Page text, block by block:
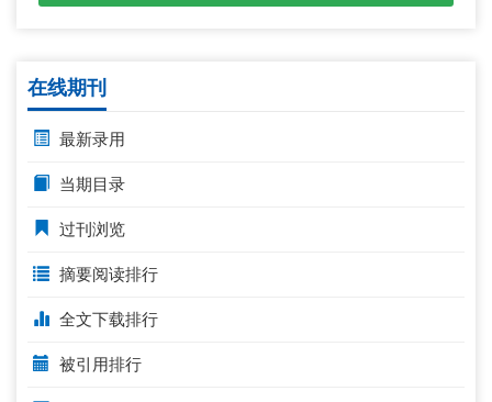
在线期刊
最新录用
当期目录
过刊浏览
摘要阅读排行
全文下载排行
被引用排行